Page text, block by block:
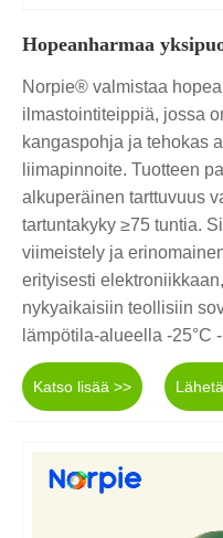
Hopeanharmaa
Norpie® valmistaa
ilmastointiteippiä, jossa
kangaspohja ja tehokas
liimapinnoite. Tuotteen
alkuperäinen tarttuvuus
tartuntakyky ≥75 tuntia.
viimeistely ja
erityisesti
nykyaikaisiin teollisiin
lämpötila-alueella -25°C
Katso lisää >>